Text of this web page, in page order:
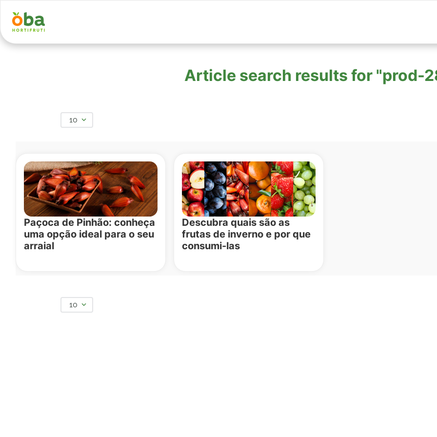
Article search results for "prod-
10
Paçoca de Pinhão: conheça
uma opção ideal para o seu
arraial
Descubra quais são as
frutas de inverno e por que
consumi-las
10